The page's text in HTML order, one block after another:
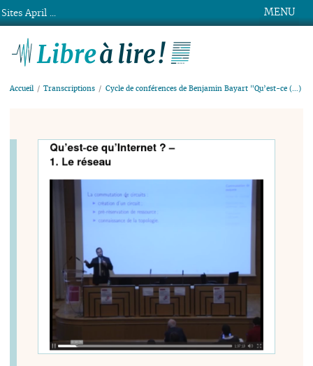
MENU
Accueil Transcriptions Cycle de conférences de Benjamin Bayart "Qu’est-ce (…)
Sites April ...